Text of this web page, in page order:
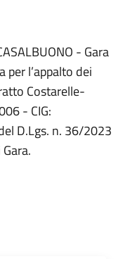
- Gara
per l’appalto dei
Costarelle-
- CIG:
D.Lgs. n. 36/2023